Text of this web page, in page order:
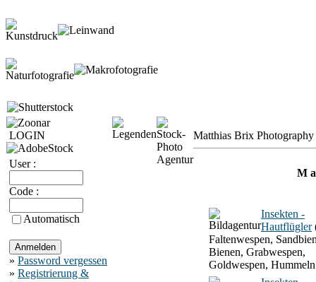
LOGIN
User :
Code :
Automatisch
» Password vergessen
» Registrierung &
Matthias Brix
M
Insekten -
Hautflügler
Faltenwespen,
Bienen, Grabwespen,
Goldwespen, Hummeln